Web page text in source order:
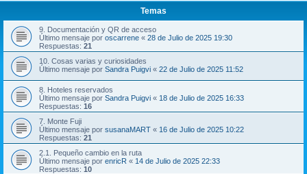
Temas
9. Documentación y QR de acceso
Último mensaje por oscarrene « 28 de Julio de 2025 19:30
Respuestas: 21
10. Cosas varias y curiosidades
Último mensaje por Sandra Puigvi « 22 de Julio de 2025 11:52
8. Hoteles reservados
Último mensaje por Sandra Puigvi « 18 de Julio de 2025 16:33
Respuestas: 16
7. Monte Fuji
Último mensaje por susanaMART « 16 de Julio de 2025 10:22
Respuestas: 21
2.1. Pequeño cambio en la ruta
Último mensaje por enricR « 14 de Julio de 2025 22:33
Respuestas: 10